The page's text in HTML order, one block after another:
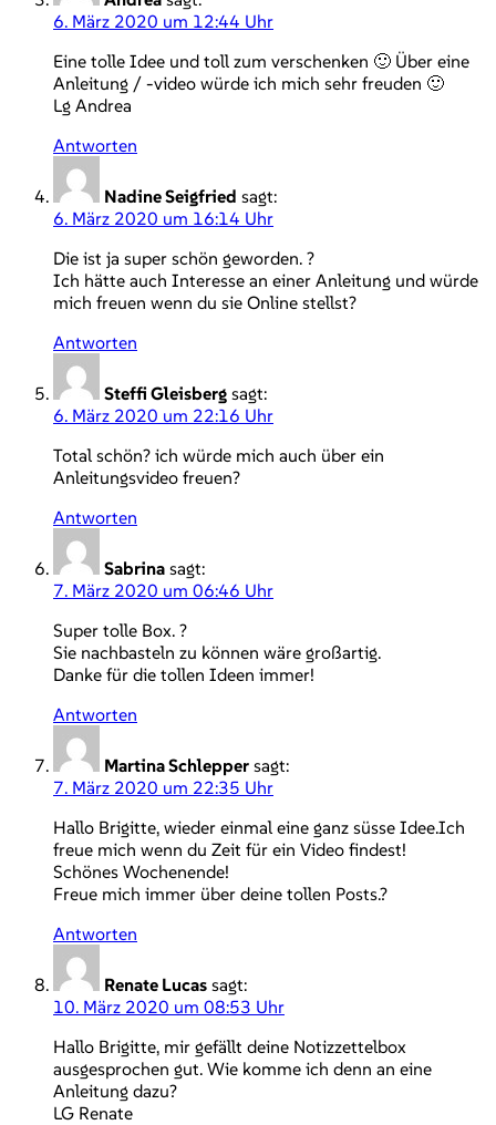
6. März 2020 um 12:44 Uhr
Eine tolle Idee und toll zum verschenken 🙂 Über eine
Anleitung / -video würde ich mich sehr freuden 🙂
Lg Andrea
Antworten
Nadine Seigfried sagt:
6. März 2020 um 16:14 Uhr
Die ist ja super schön geworden. ?
Ich hätte auch Interesse an einer Anleitung und würde
mich freuen wenn du sie Online stellst?
Antworten
Steffi Gleisberg sagt:
6. März 2020 um 22:16 Uhr
Total schön? ich würde mich auch über ein
Anleitungsvideo freuen?
Antworten
Sabrina sagt:
7. März 2020 um 06:46 Uhr
Super tolle Box. ?
Sie nachbasteln zu können wäre großartig.
Danke für die tollen Ideen immer!
Antworten
Martina Schlepper sagt:
7. März 2020 um 22:35 Uhr
Hallo Brigitte, wieder einmal eine ganz süsse Idee.Ich
freue mich wenn du Zeit für ein Video findest!
Schönes Wochenende!
Freue mich immer über deine tollen Posts.?
Antworten
Renate Lucas sagt:
10. März 2020 um 08:53 Uhr
Hallo Brigitte, mir gefällt deine Notizzettelbox
ausgesprochen gut. Wie komme ich denn an eine
Anleitung dazu?
LG Renate